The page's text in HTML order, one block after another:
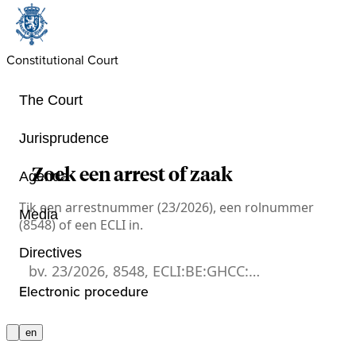
Constitutional Court
The Court
Jurisprudence
Agenda
Media
Directives
Electronic procedure
en
Zoek een arrest of zaak
Tik een arrestnummer (23/2026), een rolnummer
(8548) of een ECLI in.
Zoek een arrest of zaak